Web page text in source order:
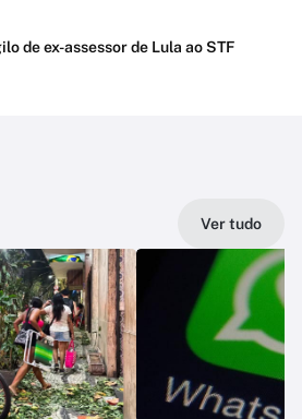
de ex-assessor de Lula ao STF
Ver tudo